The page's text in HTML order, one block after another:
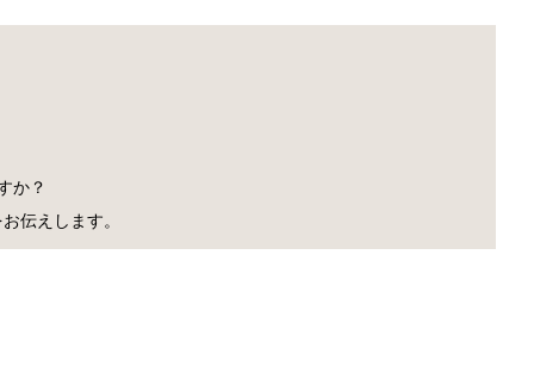
か？
伝えします。